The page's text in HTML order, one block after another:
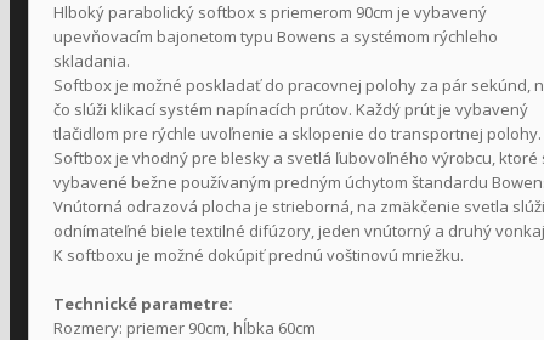
Hlboký parabolický softbox s priemerom 90cm je vybavený
upevňovacím bajonetom typu Bowens a systémom rýchleho
skladania.
Softbox je možné poskladať do pracovnej polohy za pár sekúnd,
čo slúži klikací systém napínacích prútov. Každý prút je vybavený
tlačidlom pre rýchle uvoľnenie a sklopenie do transportnej polohy.
Softbox je vhodný pre blesky a svetlá ľubovoľného výrobcu, ktoré
vybavené bežne používaným predným úchytom štandardu
Vnútorná odrazová plocha je strieborná, na zmäkčenie svetla
odnímateľné biele textilné difúzory, jeden vnútorný a druhý
K softboxu je možné dokúpiť prednú voštinovú mriežku.
Technické parametre:
Rozmery: priemer 90cm, hĺbka 60cm